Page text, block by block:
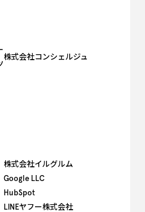
株式会社コンシェルジュ
株式会社イルグルム
Google LLC
HubSpot
LINEヤフー株式会社